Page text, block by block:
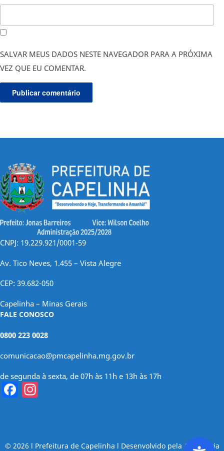
SALVAR MEUS DADOS NESTE NAVEGADOR PARA A PRÓXIMA
VEZ QUE EU COMENTAR.
CNPJ: 19.229.921/0001-59
Av. Tico Neves, 1.455 – Vista Alegre
CEP: 39.682-050
Capelinha – Minas Gerais
FALE CONOSCO
0800 223 0028
comunicacao@pmcapelinha.mg.gov.br
de segunda à sexta, de 07h às 11h e 13h às 17h
Facebook
© 2026 l Prefeitura de Capelinha l Desenvolvido pela Assessoria